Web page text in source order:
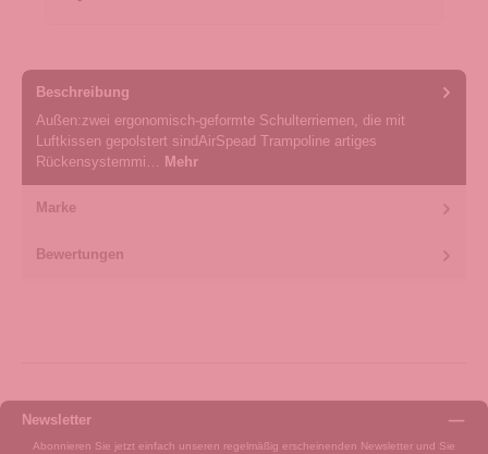
Beschreibung
Außen:zwei ergonomisch-geformte Schulterriemen, die mit
Luftkissen gepolstert sindAirSpead Trampoline artiges
Rückensystemmi… Mehr
Marke
Bewertungen
Newsletter
Abonnieren Sie jetzt einfach unseren regelmäßig erscheinenden Newsletter und Sie